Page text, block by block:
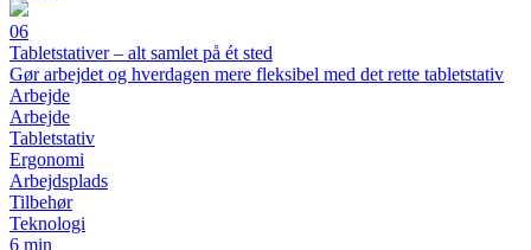
06
Tabletstativer – alt samlet på ét sted
Gør arbejdet og hverdagen mere fleksibel med det rette tabletstativ
Arbejde
Arbejde
Tabletstativ
Ergonomi
Arbejdsplads
Tilbehør
Teknologi
6 min